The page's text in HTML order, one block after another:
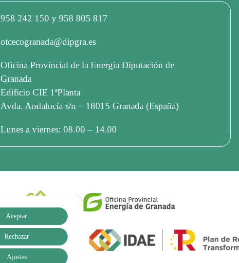
958 242 150 y 958 805 817
otcecogranada@dipgra.es
Oficina Provincial de la Energía Diputación de
Granada
Edificio CIE 1ªPlanta
Avda. Andalucía s/n – 18015 Granada (España)
Lunes a viernes: 08.00 – 14.00
Aceptar
Rechazar
Ajustes